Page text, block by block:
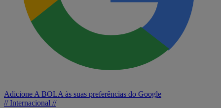
Adicione A BOLA às suas preferências do Google
// Internacional //